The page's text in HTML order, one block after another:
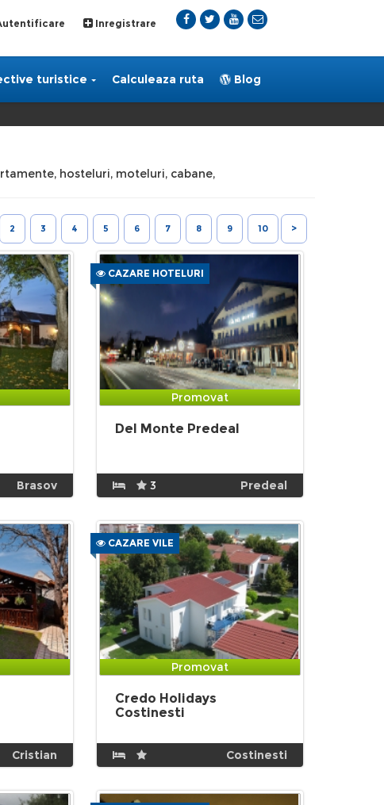
Inregistrare
turistice Calculeaza ruta Blog
hosteluri, moteluri, cabane,
2 3 4 5 6 7 8 9 10 >
Brasov
CAZARE HOTELURI
Promovat
Del Monte Predeal
3 Predeal
Cristian
CAZARE VILE
Promovat
Credo Holidays
Costinesti
Costinesti